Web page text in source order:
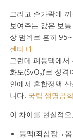
그리고 손가락에
보여주는 값은 보
상 범위로 흔히
센터+1
그런데 폐동맥에서
화도(SvO₂)’로 성
인에서 혼합정맥
니다. 국립 생명공
이 차이를 현실적
동맥(좌심장→몸